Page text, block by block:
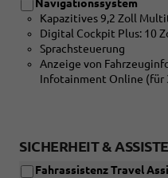
Navigationssystem
Kapazitives 9,2 Zoll
Digital Cockpit Plus: 10
Sprachsteuerung
Anzeige von
Infotainment Online (für
SICHERHEIT &
Fahrassistenz Travel